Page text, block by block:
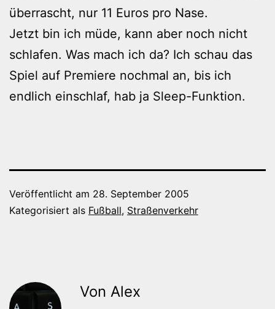
überrascht, nur 11 Euros pro Nase.
Jetzt bin ich müde, kann aber noch nicht
schlafen. Was mach ich da? Ich schau das
Spiel auf Premiere nochmal an, bis ich
endlich einschlaf, hab ja Sleep-Funktion.
Veröffentlicht am 28. September 2005
Kategorisiert als Fußball, Straßenverkehr
Von Alex